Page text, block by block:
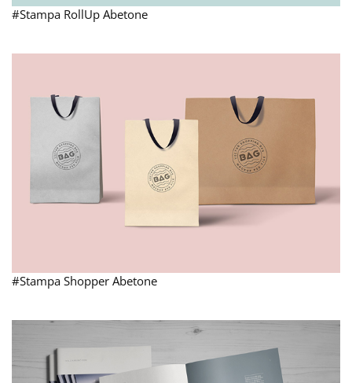
#Stampa RollUp Abetone
#Stampa Shopper Abetone